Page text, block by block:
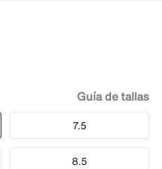
7.5
8.5
Guía de tallas